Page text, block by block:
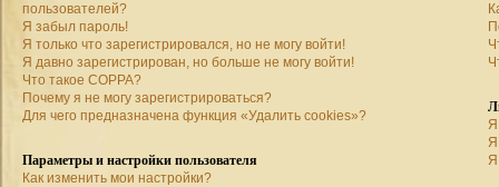
пользователей?
Я забыл пароль!
Я только что зарегистрировался, но не могу войти!
Я давно зарегистрирован, но больше не могу войти!
Что такое COPPA?
Почему я не могу зарегистрироваться?
Для чего предназначена функция «Удалить cookies»?
Параметры и настройки пользователя
Как изменить мои настройки?
Я
Я
Я